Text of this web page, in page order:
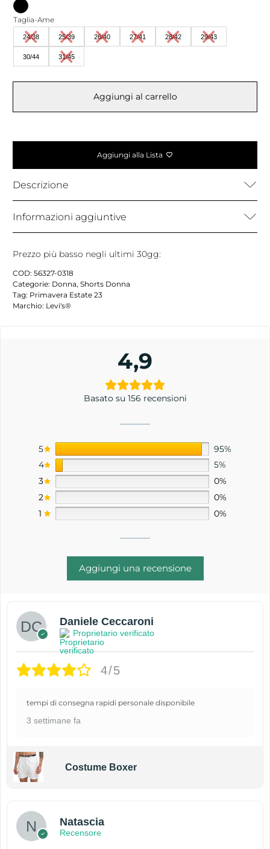
era:
70,00 €.34,99 €.
Taglia-Ame
24/38 25/39 26/40 27/41 28/42 29/43
30/44 31/45
Aggiungi al carrello
Aggiungi alla Lista
Descrizione
Informazioni aggiuntive
Prezzo più basso negli ultimi 30gg:
COD: 56327-0318
Categorie: Donna, Shorts Donna
Tag: Primavera Estate 23
Marchio: Levi's®
4,9
Basato su 156 recensioni
5
95%
4
5%
3
0%
2
0%
1
0%
Aggiungi una recensione
Daniele Ceccaroni
Proprietario verificato
4/5
tempi di consegna rapidi personale disponibile
3 settimane fa
Costume Boxer
Natascia
Recensore